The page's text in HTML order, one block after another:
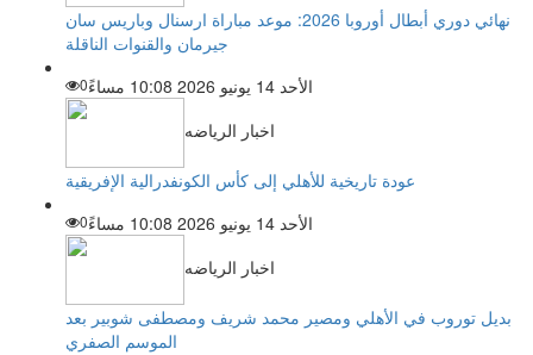
نهائي دوري أبطال أوروبا 2026: موعد مباراة ارسنال وباريس سان
جيرمان والقنوات الناقلة
الأحد 14 يونيو 2026 10:08 مساءً
0
اخبار الرياضه
عودة تاريخية للأهلي إلى كأس الكونفدرالية الإفريقية
الأحد 14 يونيو 2026 10:08 مساءً
0
اخبار الرياضه
بديل توروب في الأهلي ومصير محمد شريف ومصطفى شوبير بعد
الموسم الصفري